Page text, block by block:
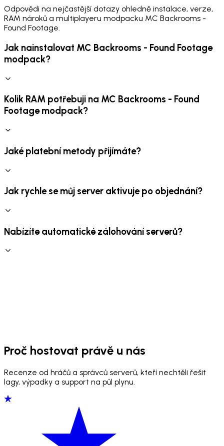
Odpovědi na nejčastější dotazy ohledně instalace, verze,
RAM nároků a multiplayeru modpacku MC Backrooms -
Found Footage.
Jak nainstalovat MC Backrooms - Found Footage
modpack?
Kolik RAM potřebuji na MC Backrooms - Found
Footage modpack?
Jaké platební metody přijímáte?
Jak rychle se můj server aktivuje po objednání?
Nabízíte automatické zálohování serverů?
Proč hostovat právě u nás
Recenze od hráčů a správců serverů, kteří nechtěli řešit
lagy, výpadky a support na půl plynu.